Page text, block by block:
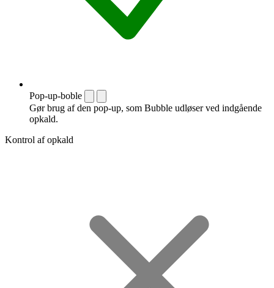
Pop-up-boble
Gør brug af den pop-up, som Bubble udløser ved indgående
opkald.
Kontrol af opkald